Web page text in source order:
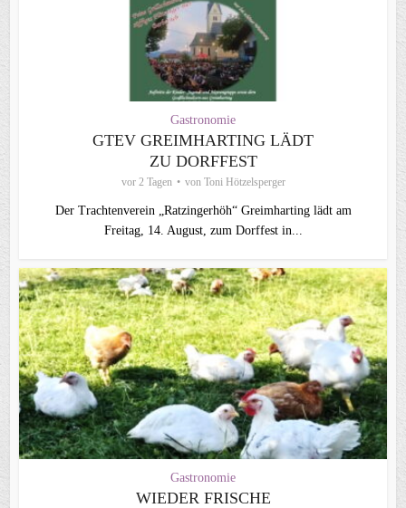
Gastronomie
GTEV GREIMHARTING LÄDT
ZU DORFFEST
vor 2 Tagen von Toni Hötzelsperger
Der Trachtenverein „Ratzingerhöh“ Greimharting lädt am
Freitag, 14. August, zum Dorffest in...
Gastronomie
WIEDER FRISCHE